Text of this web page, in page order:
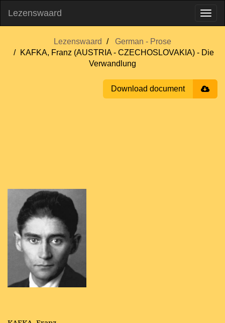
Lezenswaard
Lezenswaard
German - Prose
KAFKA, Franz (AUSTRIA - CZECHOSLOVAKIA) - Die
Verwandlung
Download document